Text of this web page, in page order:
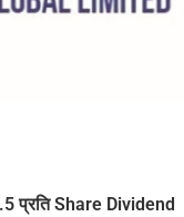
प्रति Share Dividend